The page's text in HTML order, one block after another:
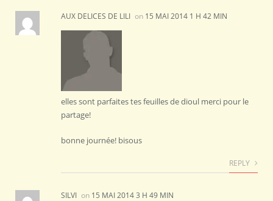
AUX DELICES DE LILI on 15 MAI 2014 1 H 42 MIN
elles sont parfaites tes feuilles de dioul merci pour le
partage!
bonne journée! bisous
REPLY
SILVI on 15 MAI 2014 3 H 49 MIN